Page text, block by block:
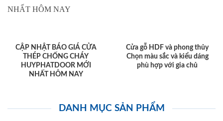
CẬP NHẬT BÁO GIÁ CỬA
THÉP CHỐNG CHÁY
HUYPHATDOOR MỚI
NHẤT HÔM NAY
Cửa gỗ HDF và phong thủy
Chọn màu sắc và kiểu dáng
phù hợp với gia chủ
DANH MỤC SẢN PHẨM